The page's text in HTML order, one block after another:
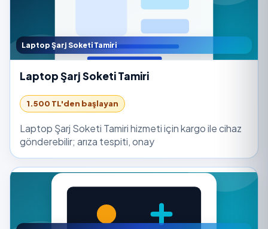
Laptop Şarj Soketi Tamiri
Laptop Şarj Soketi Tamiri
1.500 TL'den başlayan
Laptop Şarj Soketi Tamiri hizmeti için kargo ile cihaz
gönderebilir; arıza tespiti, onay